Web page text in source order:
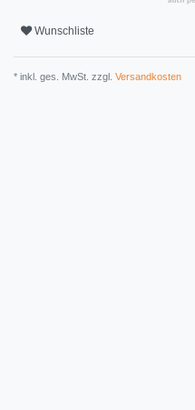
Wunschliste
* inkl. ges. MwSt. zzgl. Versandkosten